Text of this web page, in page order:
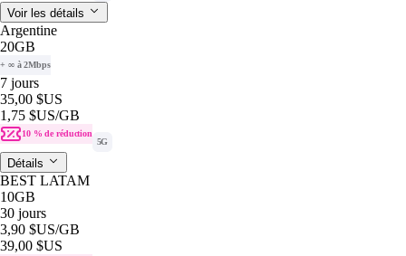
Voir les détails
Argentine
20GB
+ ∞ à 2Mbps
7 jours
35,00 $US
1,75 $US/GB
10 % de réduction
5G
Détails
BEST LATAM
10GB
30 jours
3,90 $US/GB
39,00 $US